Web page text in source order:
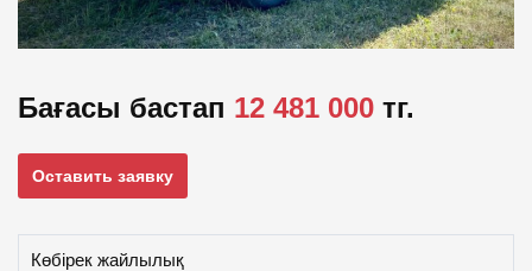
Бағасы бастап 12 481 000 тг.
Оставить заявку
Көбірек жайлылық